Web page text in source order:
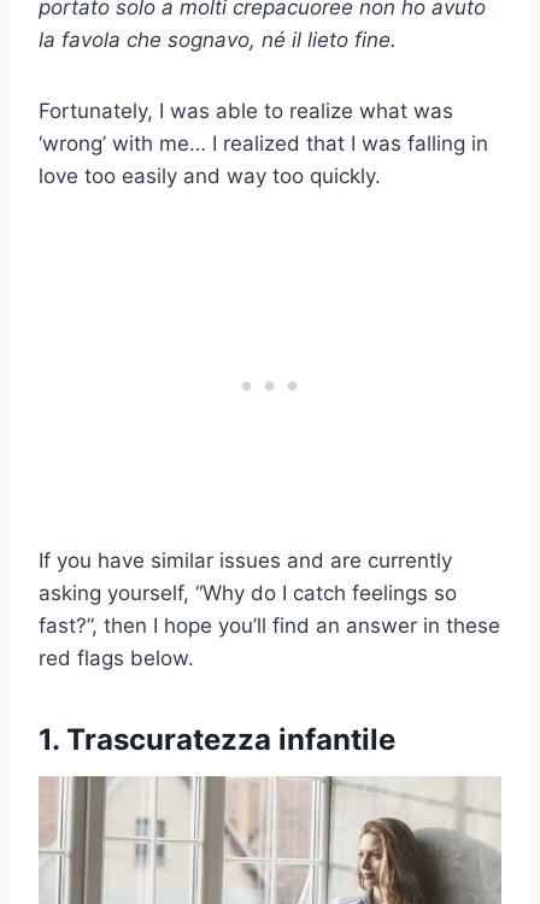
portato solo a molti crepacuoree non ho avuto
la favola che sognavo, né il lieto fine.
Fortunately, I was able to realize what was
‘wrong’ with me… I realized that I was falling in
love too easily and way too quickly.
If you have similar issues and are currently
asking yourself, “Why do I catch feelings so
fast?”, then I hope you’ll find an answer in these
red flags below.
1. Trascuratezza infantile